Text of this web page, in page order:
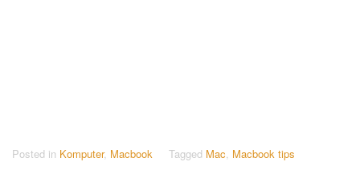
Posted in Komputer, Macbook Tagged Mac, Macbook tips